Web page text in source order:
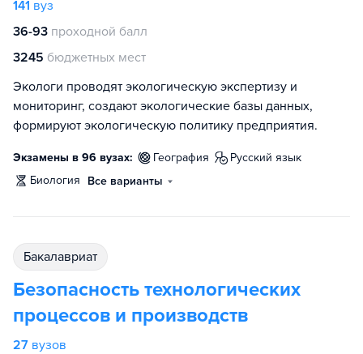
141 вуз
36-93 проходной балл
3245 бюджетных мест
Экологи проводят экологическую экспертизу и
мониторинг, создают экологические базы данных,
формируют экологическую политику предприятия.
Экзамены в 96 вузах: география
русский язык
биология
Все варианты
бакалавриат
Безопасность технологических
процессов и производств
27 вузов